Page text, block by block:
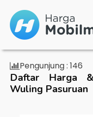
Pengunjung : 146
Daftar Harga
Wuling Pasuruan